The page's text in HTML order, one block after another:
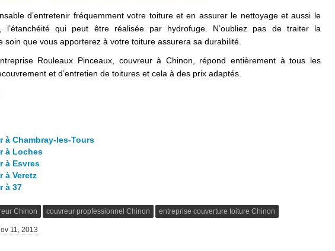
d’entretenir fréquemment votre toiture et en assurer le nettoyage et aussi le
l’étanchéité qui peut être réalisée par hydrofuge. N’oubliez pas de traiter la
soin que vous apporterez à votre toiture assurera sa durabilité.
Rouleaux Pinceaux, couvreur à Chinon, répond entièrement à tous les
et d’entretien de toitures et cela à des prix adaptés.
à Chambray-les-Tours
à Loches
à Esvres
à Veretz
à 37
Chinon couvreur propfessionnel Chinon entreprise couverture toiture Chinon
11, 2013